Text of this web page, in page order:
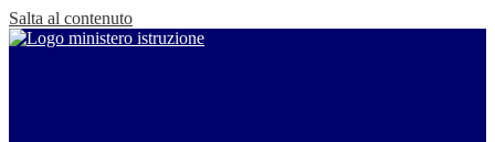
Salta al contenuto